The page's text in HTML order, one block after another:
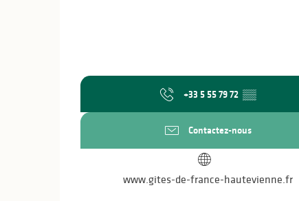
+33 5 55 79 72 ▒▒
Contactez-nous
www.gites-de-france-hautevienne.fr